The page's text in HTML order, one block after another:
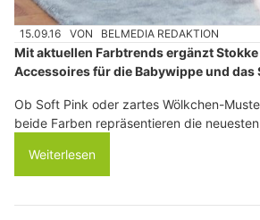
15.09.16 VON BELMEDIA REDAKTION
Mit aktuellen Farbtrends ergänzt
Accessoires für die Babywippe und das
Ob Soft Pink oder zartes Wölkchen-
beide Farben repräsentieren die
Weiterlesen